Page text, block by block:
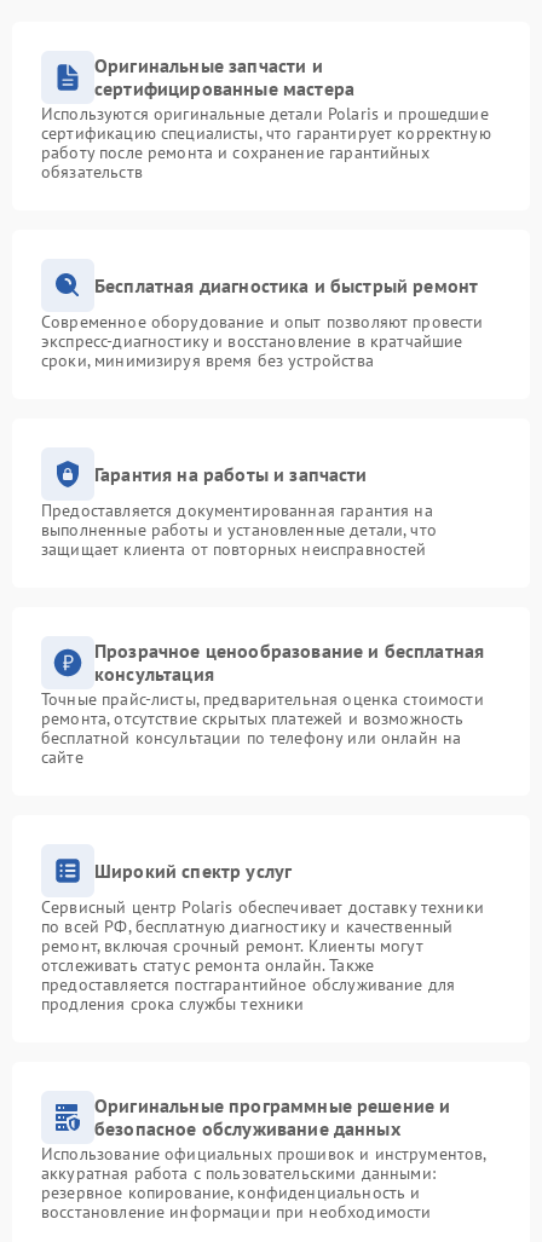
Оригинальные запчасти и
сертифицированные мастера
Используются оригинальные детали Polaris и прошедшие
сертификацию специалисты, что гарантирует корректную
работу после ремонта и сохранение гарантийных
обязательств
Бесплатная диагностика и быстрый ремонт
Современное оборудование и опыт позволяют провести
экспресс-диагностику и восстановление в кратчайшие
сроки, минимизируя время без устройства
Гарантия на работы и запчасти
Предоставляется документированная гарантия на
выполненные работы и установленные детали, что
защищает клиента от повторных неисправностей
Прозрачное ценообразование и бесплатная
консультация
Точные прайс-листы, предварительная оценка стоимости
ремонта, отсутствие скрытых платежей и возможность
бесплатной консультации по телефону или онлайн на
сайте
Широкий спектр услуг
Сервисный центр Polaris обеспечивает доставку техники
по всей РФ, бесплатную диагностику и качественный
ремонт, включая срочный ремонт. Клиенты могут
отслеживать статус ремонта онлайн. Также
предоставляется постгарантийное обслуживание для
продления срока службы техники
Оригинальные программные решение и
безопасное обслуживание данных
Использование официальных прошивок и инструментов,
аккуратная работа с пользовательскими данными:
резервное копирование, конфиденциальность и
восстановление информации при необходимости